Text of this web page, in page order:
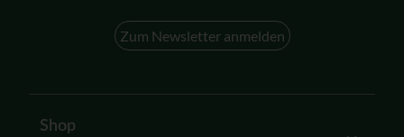
Zum Newsletter anmelden
Shop